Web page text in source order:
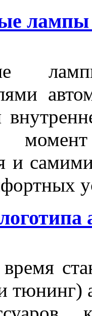
и
тюнинг)